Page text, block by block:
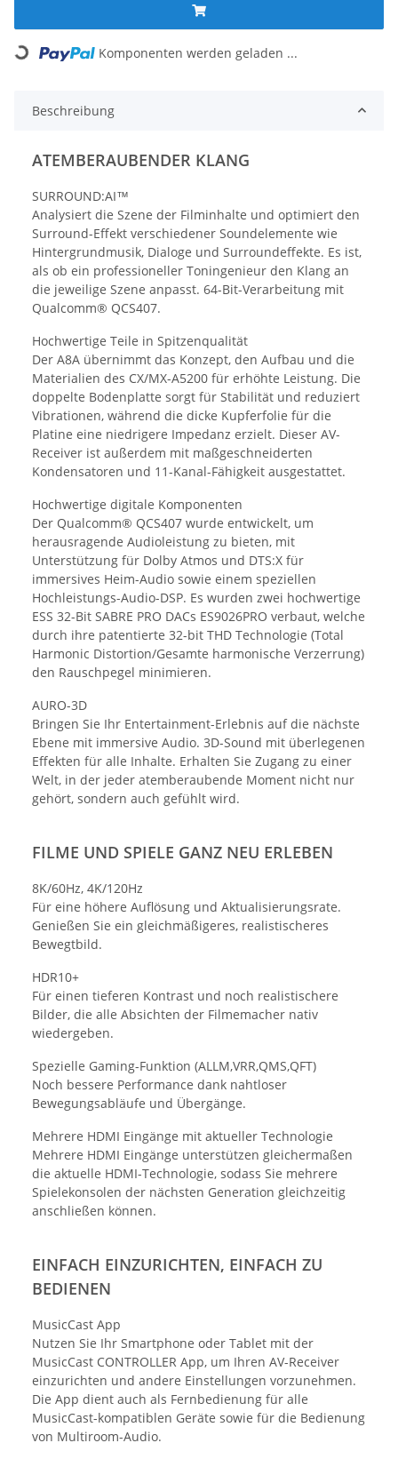
Komponenten werden geladen ...
Beschreibung
ATEMBERAUBENDER KLANG
SURROUND:AI™
Analysiert die Szene der Filminhalte und optimiert den
Surround-Effekt verschiedener Soundelemente wie
Hintergrundmusik, Dialoge und Surroundeffekte. Es ist,
als ob ein professioneller Toningenieur den Klang an
die jeweilige Szene anpasst. 64-Bit-Verarbeitung mit
Qualcomm® QCS407.
Hochwertige Teile in Spitzenqualität
Der A8A übernimmt das Konzept, den Aufbau und die
Materialien des CX/MX-A5200 für erhöhte Leistung. Die
doppelte Bodenplatte sorgt für Stabilität und reduziert
Vibrationen, während die dicke Kupferfolie für die
Platine eine niedrigere Impedanz erzielt. Dieser AV-
Receiver ist außerdem mit maßgeschneiderten
Kondensatoren und 11-Kanal-Fähigkeit ausgestattet.
Hochwertige digitale Komponenten
Der Qualcomm® QCS407 wurde entwickelt, um
herausragende Audioleistung zu bieten, mit
Unterstützung für Dolby Atmos und DTS:X für
immersives Heim-Audio sowie einem speziellen
Hochleistungs-Audio-DSP. Es wurden zwei hochwertige
ESS 32-Bit SABRE PRO DACs ES9026PRO verbaut, welche
durch ihre patentierte 32-bit THD Technologie (Total
Harmonic Distortion/Gesamte harmonische Verzerrung)
den Rauschpegel minimieren.
AURO-3D
Bringen Sie Ihr Entertainment-Erlebnis auf die nächste
Ebene mit immersive Audio. 3D-Sound mit überlegenen
Effekten für alle Inhalte. Erhalten Sie Zugang zu einer
Welt, in der jeder atemberaubende Moment nicht nur
gehört, sondern auch gefühlt wird.
FILME UND SPIELE GANZ NEU ERLEBEN
8K/60Hz, 4K/120Hz
Für eine höhere Auflösung und Aktualisierungsrate.
Genießen Sie ein gleichmäßigeres, realistischeres
Bewegtbild.
HDR10+
Für einen tieferen Kontrast und noch realistischere
Bilder, die alle Absichten der Filmemacher nativ
wiedergeben.
Spezielle Gaming-Funktion (ALLM,VRR,QMS,QFT)
Noch bessere Performance dank nahtloser
Bewegungsabläufe und Übergänge.
Mehrere HDMI Eingänge mit aktueller Technologie
Mehrere HDMI Eingänge unterstützen gleichermaßen
die aktuelle HDMI-Technologie, sodass Sie mehrere
Spielekonsolen der nächsten Generation gleichzeitig
anschließen können.
EINFACH EINZURICHTEN, EINFACH ZU
BEDIENEN
MusicCast App
Nutzen Sie Ihr Smartphone oder Tablet mit der
MusicCast CONTROLLER App, um Ihren AV-Receiver
einzurichten und andere Einstellungen vorzunehmen.
Die App dient auch als Fernbedienung für alle
MusicCast-kompatiblen Geräte sowie für die Bedienung
von Multiroom-Audio.